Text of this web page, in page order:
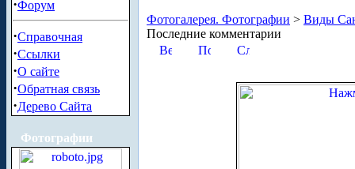
·Форум
·Справочная
·Ссылки
·О сайте
·Обратная связь
·Дерево Сайта
Фотографии
Фотогалерея. Фотографии > Виды
Последние комментарии